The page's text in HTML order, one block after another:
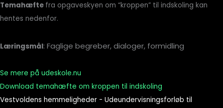
Temahæfte fra opgaveskyen om “kroppen” til indskoling kan
hentes nedenfor.
Læringsmål: Faglige begreber, dialoger, formidling
Se mere på udeskole.nu
Download temahæfte om kroppen til indskoling
Vestvoldens hemmeligheder - Udeundervisningsforløb til